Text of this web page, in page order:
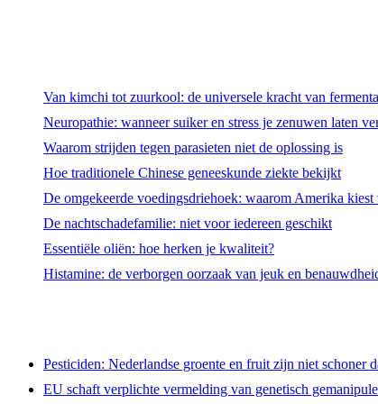
Van kimchi tot zuurkool: de universele kracht van
Neuropathie: wanneer suiker en stress je zenuwen laten
Waarom strijden tegen parasieten niet de oplossing is
Hoe traditionele Chinese geneeskunde ziekte bekijkt
De omgekeerde voedingsdriehoek: waarom Amerika
De nachtschadefamilie: niet voor iedereen geschikt
Essentiële oliën: hoe herken je kwaliteit?
Histamine: de verborgen oorzaak van jeuk en
Pesticiden: Nederlandse groente en fruit zijn niet schoner
EU schaft verplichte vermelding van genetisch